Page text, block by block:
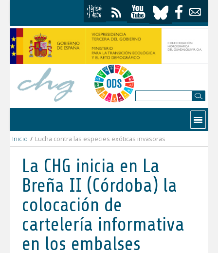
Contactar
Inicio / Lucha contra las especies exóticas invasoras
La CHG inicia en La
Breña II (Córdoba) la
colocación de
cartelería informativa
en los embalses